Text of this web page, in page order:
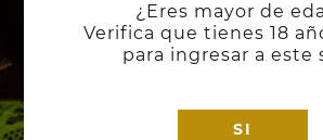
¿Eres mayor de
Verifica que tienes 18
para ingresar a este
SI